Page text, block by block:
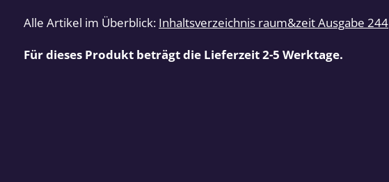
Alle Artikel im Überblick: Inhaltsverzeichnis raum&zeit Ausgabe 244
Für dieses Produkt beträgt die Lieferzeit 2-5 Werktage.